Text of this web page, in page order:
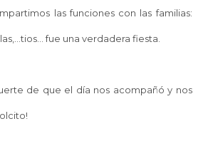
las funciones con las familias:
fue una verdadera fiesta.
de que el día nos acompañó y nos